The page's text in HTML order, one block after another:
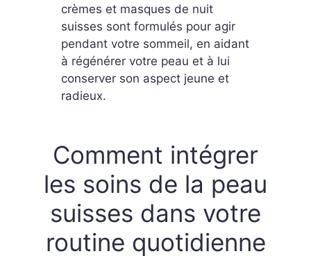
crèmes et masques de nuit
suisses sont formulés pour agir
pendant votre sommeil, en aidant
à régénérer votre peau et à lui
conserver son aspect jeune et
radieux.
Comment intégrer
les soins de la peau
suisses dans votre
routine quotidienne